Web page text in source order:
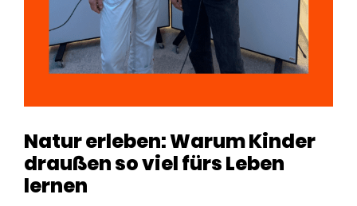
Natur erleben: Warum Kinder
draußen so viel fürs Leben
lernen